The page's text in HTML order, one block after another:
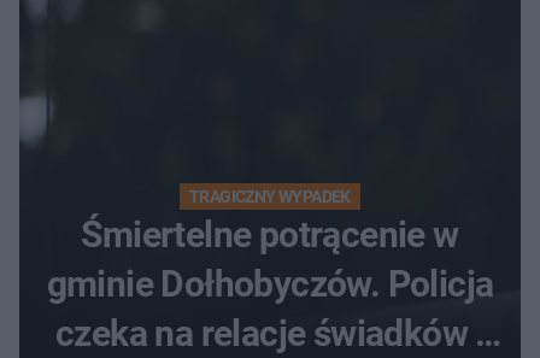
TRAGICZNY WYPADEK
Śmiertelne potrącenie w
gminie Dołhobyczów. Policja
czeka na relacje świadków i